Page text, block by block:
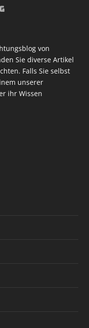
von
Sie diverse Artikel
Falls Sie selbst
unserer
ihr Wissen